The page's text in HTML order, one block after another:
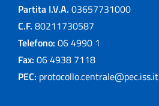
Partita I.V.A. 03657731000
C.F. 80211730587
Telefono: 06 4990 1
Fax: 06 4938 7118
PEC: protocollo.centrale@pec.iss.it